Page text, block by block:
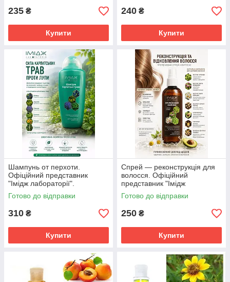
235 ₴
Купити
240 ₴
Купити
Шампунь от перхоти.
Офіційний представник
"Імідж лабораторії".
Готово до відправки
310 ₴
Купити
Спрей — реконструкція для
волосся. Офіційний
представник "Імідж
лабораторії"
Готово до відправки
250 ₴
Купити